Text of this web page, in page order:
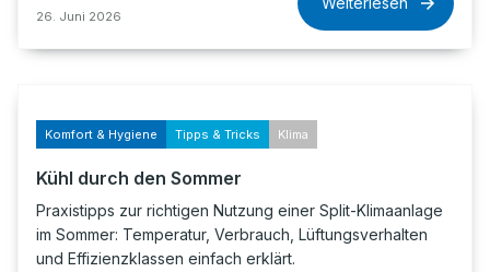
26. Juni 2026
Komfort & Hygiene Tipps & Tricks Klima
Kühl durch den Sommer
Praxistipps zur richtigen Nutzung einer Split-Klimaanlage
im Sommer: Temperatur, Verbrauch, Lüftungsverhalten
und Effizienzklassen einfach erklärt.